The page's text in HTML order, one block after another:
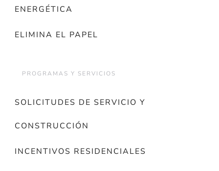
ENERGÉTICA
ELIMINA EL PAPEL
PROGRAMAS Y SERVICIOS
SOLICITUDES DE SERVICIO Y
CONSTRUCCIÓN
INCENTIVOS RESIDENCIALES